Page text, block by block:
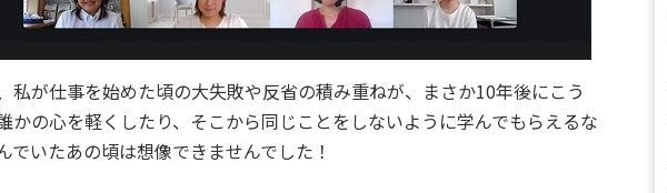
私が仕事を始めた頃の大失敗や反省の積み重ねが、まさか10年後にこう
かの心を軽くしたり、そこから同じことをしないように学んでもらえるな
でいたあの頃は想像できませんでした！